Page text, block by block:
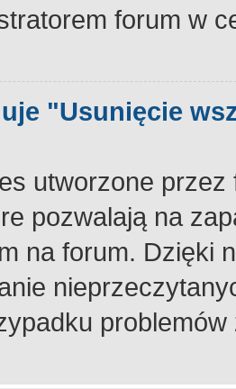
forum w
"Usunięcie
utworzone
pozwalają na
na forum. Dzięki